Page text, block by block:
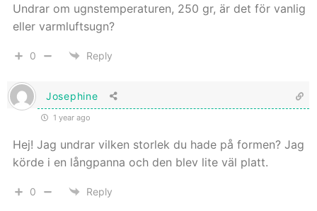
Undrar om ugnstemperaturen, 250 gr, är det för vanlig
eller varmluftsugn?
0 Reply
Josephine
1 year ago
Hej! Jag undrar vilken storlek du hade på formen? Jag
körde i en långpanna och den blev lite väl platt.
0 Reply